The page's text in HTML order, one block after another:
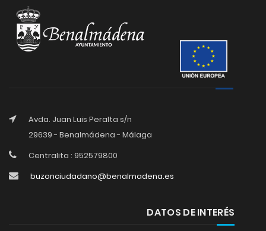
Avda. Juan Luis Peralta s/n
29639 - Benalmádena - Málaga
Centralita : 952579800
buzonciudadano@benalmadena.es
DATOS DE INTERÉS